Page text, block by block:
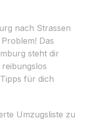
nach Strassen
Das
steht dir
für dich
Umzugsliste zu